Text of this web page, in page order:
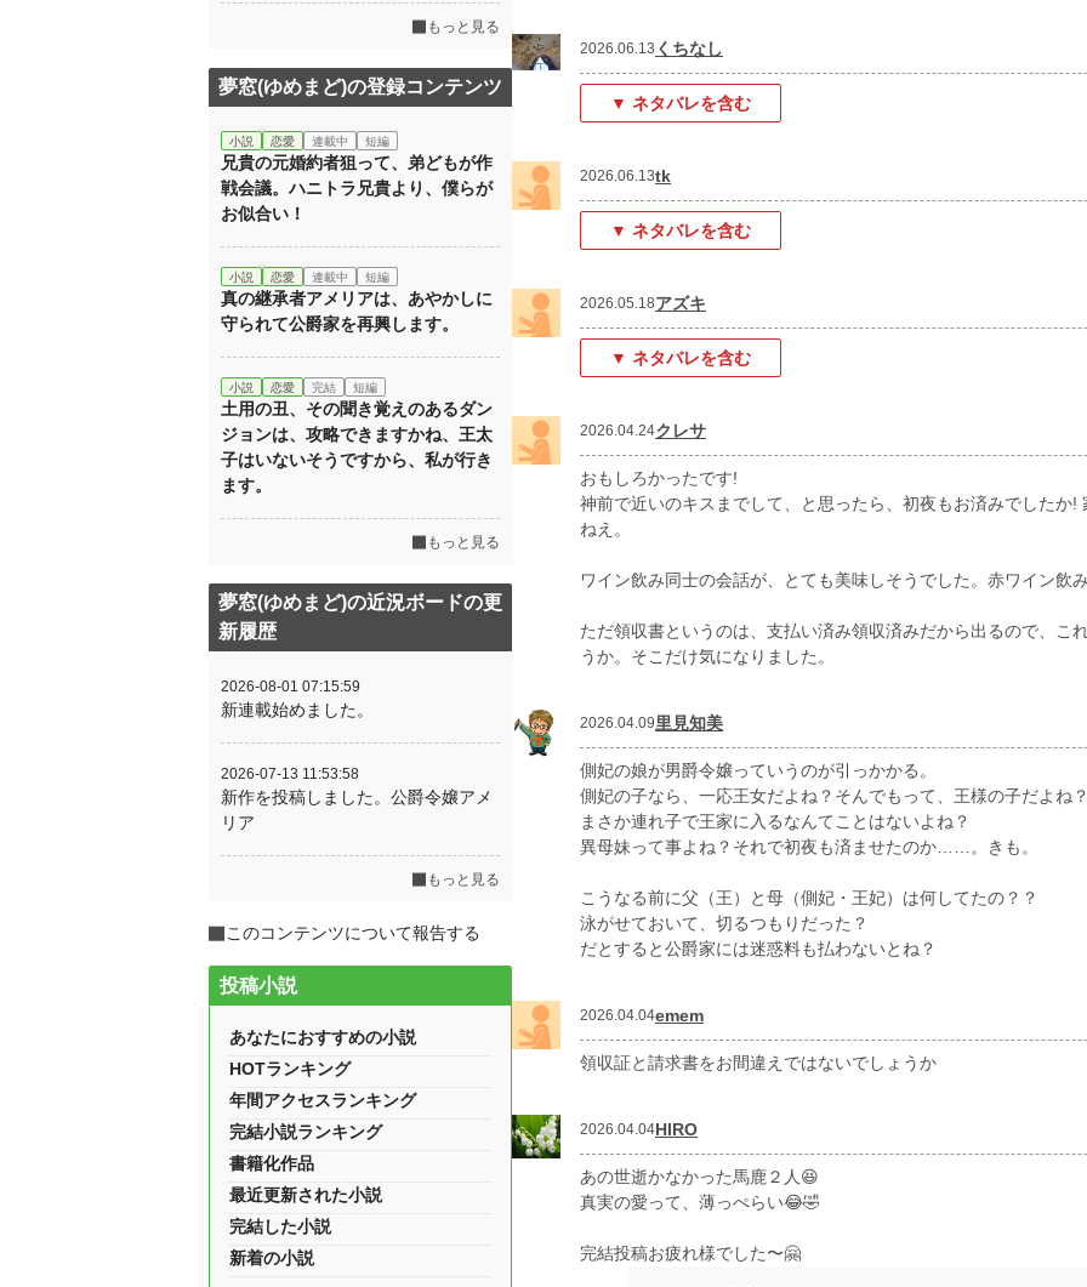
2026.06.13 くちなし
▼ ネタバレを含む
2026.06.13tk
▼ ネタバレを含む
2026.05.18アズキ
▼ ネタバレを含む
2026.04.24クレサ
おもしろかったです!
神前で近いのキスまでして、と思ったら、初夜もお済みでしたか
ねえ。
ワイン飲み同士の会話が、とても美味しそうでした。赤ワイン飲み
ただ領収書というのは、支払い済み領収済みだから出るので、こ
うか。そこだけ気になりました。
2026.04.09里見知美
側妃の娘が男爵令嬢っていうのが引っかかる。
側妃の子なら、一応王女だよね？そんでもって、王様の子だよね？
まさか連れ子で王家に入るなんてことはないよね？
異母妹って事よね？それで初夜も済ませたのか……。きも。
こうなる前に父（王）と母（側妃・王妃）は何してたの？？
泳がせておいて、切るつもりだった？
だとすると公爵家には迷惑料も払わないとね？
2026.04.04emem
領収証と請求書をお間違えではないでしょうか
2026.04.04HIRO
あの世逝かなかった馬鹿２人😆
真実の愛って、薄っぺらい😂🤣
完結投稿お疲れ様でした〜🤗
もっと見る
夢窓(ゆめまど)の登録コンテンツ
小説 恋愛 連載中 短編
兄貴の元婚約者狙って、弟どもが作
戦会議。ハニトラ兄貴より、僕らが
お似合い！
小説 恋愛 連載中 短編
真の継承者アメリアは、あやかしに
守られて公爵家を再興します。
小説 恋愛 完結 短編
土用の丑、その聞き覚えのあるダン
ジョンは、攻略できますかね、王太
子はいないそうですから、私が行き
ます。
もっと見る
夢窓(ゆめまど)の近況ボードの更
新履歴
2026-08-01 07:15:59
新連載始めました。
2026-07-13 11:53:58
新作を投稿しました。公爵令嬢アメ
リア
もっと見る
このコンテンツについて報告する
投稿小説
あなたにおすすめの小説
HOTランキング
年間アクセスランキング
完結小説ランキング
書籍化作品
最近更新された小説
完結した小説
新着の小説